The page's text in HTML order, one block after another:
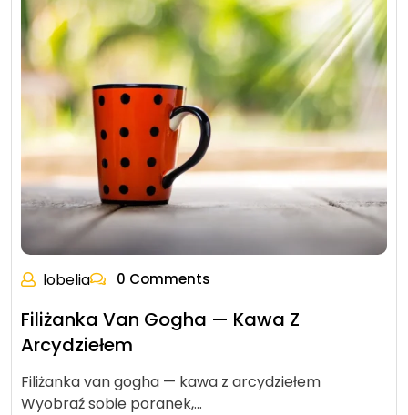
lobelia 0 Comments
Filiżanka Van Gogha — Kawa Z
Arcydziełem
Filiżanka van gogha — kawa z arcydziełem
Wyobraź sobie poranek,…